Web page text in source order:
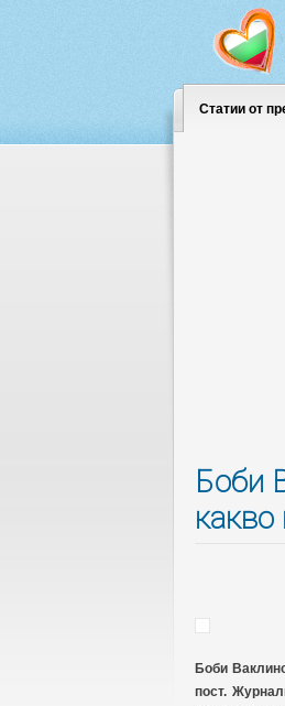
Статии от
Боби
Боби
пост.